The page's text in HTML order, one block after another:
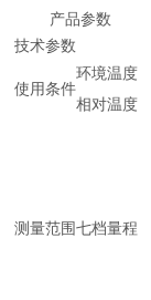
产品参数
技术参数
使用条件
环境温度
相对温度
测量范围七档量程